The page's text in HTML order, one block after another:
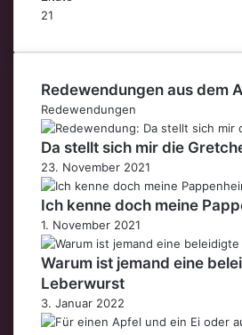
21
Redewendungen aus dem
Redewendungen
Da stellt sich mir die
23. November 2021
Ich kenne doch meine
1. November 2021
Warum ist jemand eine
Leberwurst
3. Januar 2022